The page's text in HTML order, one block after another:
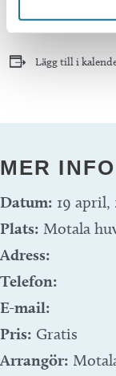
Lägg till i
MER INFO
Datum: 19 april,
Plats: Motala
Adress:
Telefon:
E-mail:
Pris: Gratis
Arrangör: